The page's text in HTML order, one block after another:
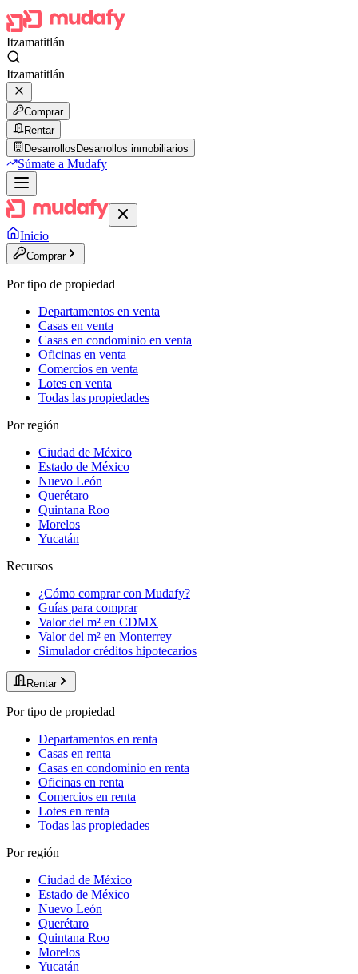
Itzamatitlán
Itzamatitlán
Comprar
Rentar
Desarrollos Desarrollos inmobiliarios
Súmate a Mudafy
Inicio
Comprar
Por tipo de propiedad
Departamentos en venta
Casas en venta
Casas en condominio en venta
Oficinas en venta
Comercios en venta
Lotes en venta
Todas las propiedades
Por región
Ciudad de México
Estado de México
Nuevo León
Querétaro
Quintana Roo
Morelos
Yucatán
Recursos
¿Cómo comprar con Mudafy?
Guías para comprar
Valor del m² en CDMX
Valor del m² en Monterrey
Simulador créditos hipotecarios
Rentar
Por tipo de propiedad
Departamentos en renta
Casas en renta
Casas en condominio en renta
Oficinas en renta
Comercios en renta
Lotes en renta
Todas las propiedades
Por región
Ciudad de México
Estado de México
Nuevo León
Querétaro
Quintana Roo
Morelos
Yucatán